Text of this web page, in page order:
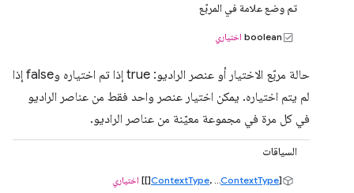
تم وضع علامة في المربّع
boolean اختياري
حالة مربّع الاختيار أو عنصر الراديو: true إذا تم اختياره وfalse إذا
لم يتم اختياره. يمكن اختيار عنصر واحد فقط من عناصر الراديو
في كل مرة في مجموعة معيّنة من عناصر الراديو.
السياقات
[
ContextType, ...ContextType
[]] اختياري